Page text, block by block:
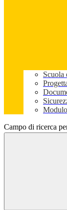
Scuola
Campo di ricerca